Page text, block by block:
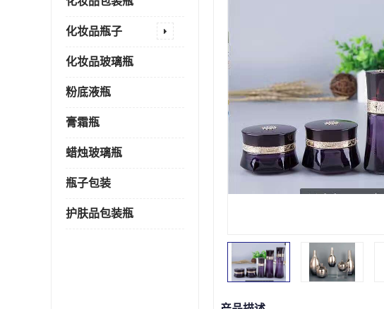
化妆品瓶子
化妆品玻璃瓶
粉底液瓶
膏霜瓶
蜡烛玻璃瓶
瓶子包装
护肤品包装瓶